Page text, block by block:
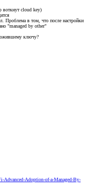
воткнут cloud key)
Проблема в том, что после настройки
"managed by other"
ожившему ключу?
Advanced-Adoption-of-a-Managed-By-